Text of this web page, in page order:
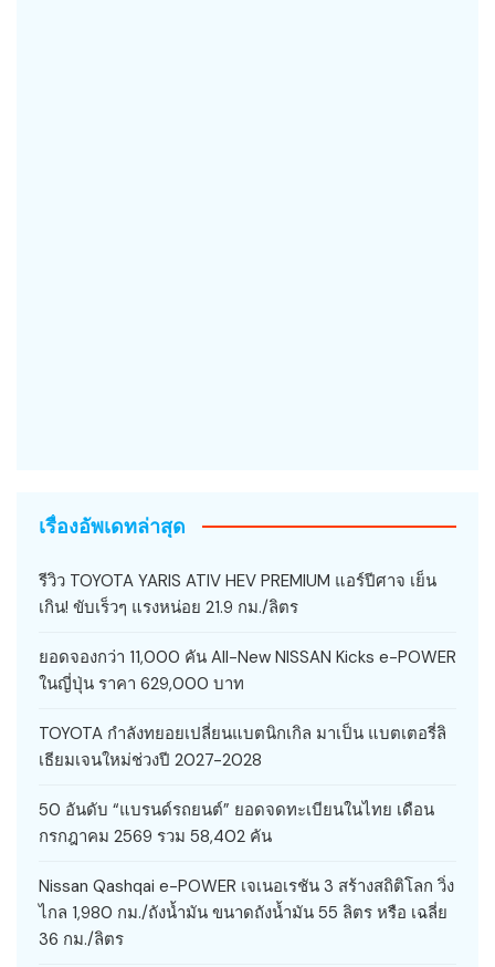
เรื่องอัพเดทล่าสุด
รีวิว TOYOTA YARIS ATIV HEV PREMIUM แอร์ปีศาจ เย็น
เกิน! ขับเร็วๆ แรงหน่อย 21.9 กม./ลิตร
ยอดจองกว่า 11,000 คัน All-New NISSAN Kicks e-POWER
ในญี่ปุ่น ราคา 629,000 บาท
TOYOTA กำลังทยอยเปลี่ยนแบตนิกเกิล มาเป็น แบตเตอรี่ลิ
เธียมเจนใหม่ช่วงปี 2027-2028
50 อันดับ “แบรนด์รถยนต์” ยอดจดทะเบียนในไทย เดือน
กรกฎาคม 2569 รวม 58,402 คัน
Nissan Qashqai e-POWER เจเนอเรชัน 3 สร้างสถิติโลก วิ่ง
ไกล 1,980 กม./ถังน้ำมัน ขนาดถังน้ำมัน 55 ลิตร หรือ เฉลี่ย
36 กม./ลิตร